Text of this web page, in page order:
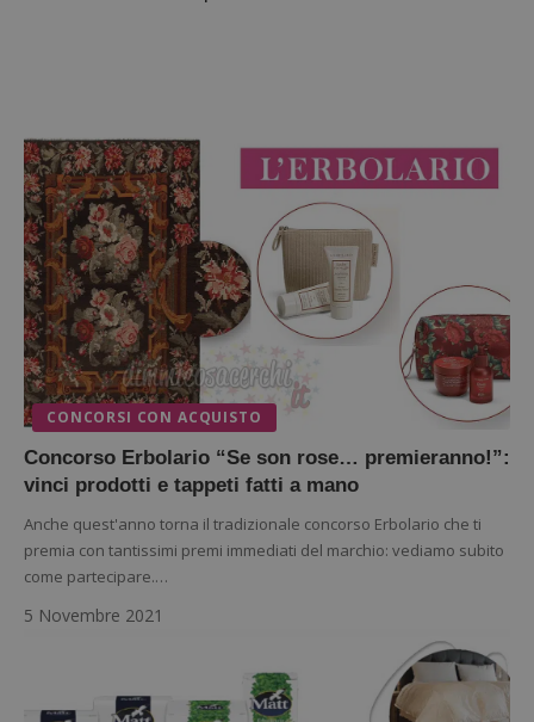
CONCORSI CON ACQUISTO
Concorso Erbolario “Se son rose… premieranno!”:
vinci prodotti e tappeti fatti a mano
Anche quest'anno torna il tradizionale concorso Erbolario che ti
premia con tantissimi premi immediati del marchio: vediamo subito
come partecipare.…
5 Novembre 2021